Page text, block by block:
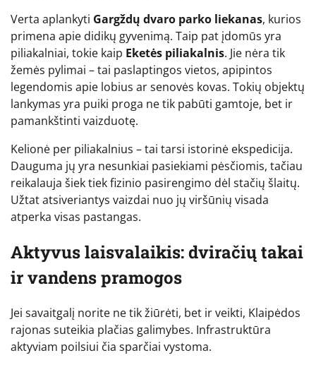
Verta aplankyti Gargždų dvaro parko liekanas, kurios
primena apie didikų gyvenimą. Taip pat įdomūs yra
piliakalniai, tokie kaip Eketės piliakalnis. Jie nėra tik
žemės pylimai – tai paslaptingos vietos, apipintos
legendomis apie lobius ar senovės kovas. Tokių objektų
lankymas yra puiki proga ne tik pabūti gamtoje, bet ir
pamankštinti vaizduotę.
Kelionė per piliakalnius – tai tarsi istorinė ekspedicija.
Dauguma jų yra nesunkiai pasiekiami pėsčiomis, tačiau
reikalauja šiek tiek fizinio pasirengimo dėl stačių šlaitų.
Užtat atsiveriantys vaizdai nuo jų viršūnių visada
atperka visas pastangas.
Aktyvus laisvalaikis: dviračių takai
ir vandens pramogos
Jei savaitgalį norite ne tik žiūrėti, bet ir veikti, Klaipėdos
rajonas suteikia plačias galimybes. Infrastruktūra
aktyviam poilsiui čia sparčiai vystoma.